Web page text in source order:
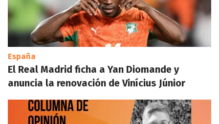
España
El Real Madrid ficha a Yan Diomande y
anuncia la renovación de Vinícius Júnior